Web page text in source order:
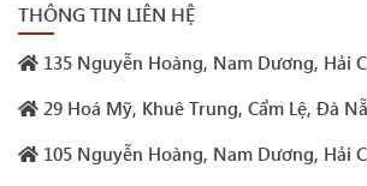
THÔNG TIN LIÊN HỆ
135 Nguyễn Hoàng, Nam Dương, Hải
29 Hoá Mỹ, Khuê Trung, Cẩm Lệ, Đà
105 Nguyễn Hoàng, Nam Dương, Hải